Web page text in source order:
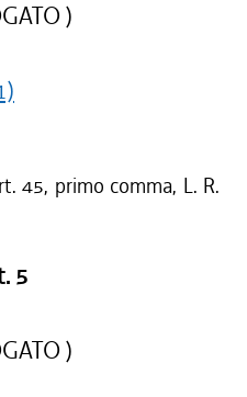
)
45, primo comma, L. R.
5
)